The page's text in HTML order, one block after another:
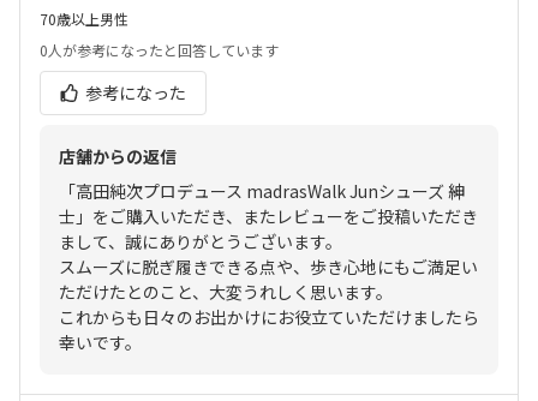
70歳以上男性
0人が参考になったと回答しています
参考になった
店舗からの返信
「高田純次プロデュース madrasWalk Junシューズ 紳
士」をご購入いただき、またレビューをご投稿いただき
まして、誠にありがとうございます。
スムーズに脱ぎ履きできる点や、歩き心地にもご満足い
ただけたとのこと、大変うれしく思います。
これからも日々のお出かけにお役立ていただけましたら
幸いです。